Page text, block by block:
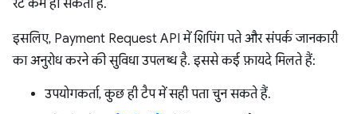
रेट कम हो सकता है.
इसलिए, Payment Request API में शिपिंग पते और संपर्क जानकारी
का अनुरोध करने की सुविधा उपलब्ध है. इससे कई फ़ायदे मिलते हैं:
उपयोगकर्ता, कुछ ही टैप में सही पता चुन सकते हैं.